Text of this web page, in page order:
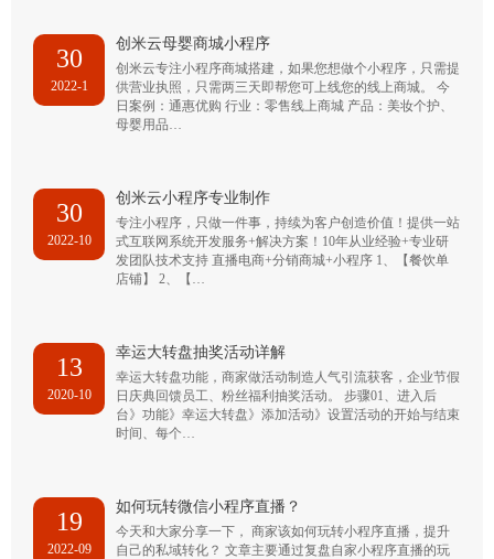
30
2022-1
创米云母婴商城小程序
创米云专注小程序商城搭建，如果您想做个小程序，只需提
供营业执照，只需两三天即帮您可上线您的线上商城。 今
日案例：通惠优购 行业：零售线上商城 产品：美妆个护、
母婴用品…
30
2022-10
创米云小程序专业制作
专注小程序，只做一件事，持续为客户创造价值！提供一站
式互联网系统开发服务+解决方案！10年从业经验+专业研
发团队技术支持 直播电商+分销商城+小程序 1、【餐饮单
店铺】 2、【…
13
2020-10
幸运大转盘抽奖活动详解
幸运大转盘功能，商家做活动制造人气引流获客，企业节假
日庆典回馈员工、粉丝福利抽奖活动。 步骤01、进入后
台》功能》幸运大转盘》添加活动》设置活动的开始与结束
时间、每个…
19
2022-09
如何玩转微信小程序直播？
今天和大家分享一下， 商家该如何玩转小程序直播，提升
自己的私域转化？ 文章主要通过复盘自家小程序直播的玩